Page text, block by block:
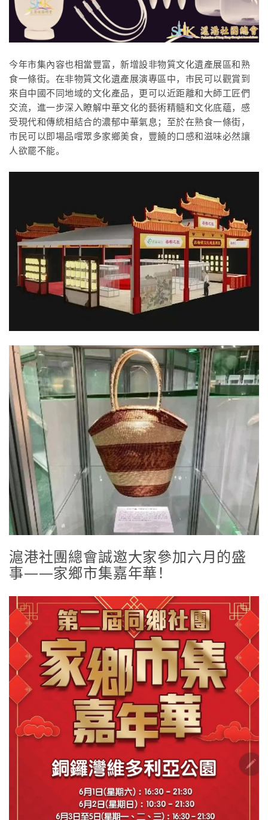
今年市集內容也相當豐富，新增設非物質文化遺產展區和熟
食一條街。 在非物質文化遺產展演專區中，市民可以觀賞到
來自中國不同地域的文化產品，更可以近距離和大師工匠們
交流，進一步深入瞭解中華文化的藝術精髓和文化底蘊，感
受現代和傳統相結合的濃郁中華氣息； 至於在熟食一條街，
市民可以即場品嚐眾多家鄉美食，豐饒的口感和滋味必然讓
人欲罷不能。
滬港社團總會誠邀大家參加六月的盛
事——家鄉市集嘉年華！